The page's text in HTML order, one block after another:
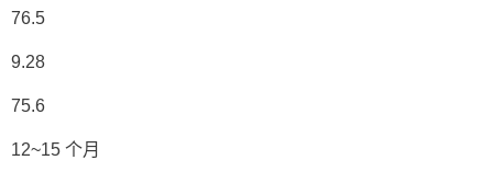
76.5
9.28
75.6
12~15 个月